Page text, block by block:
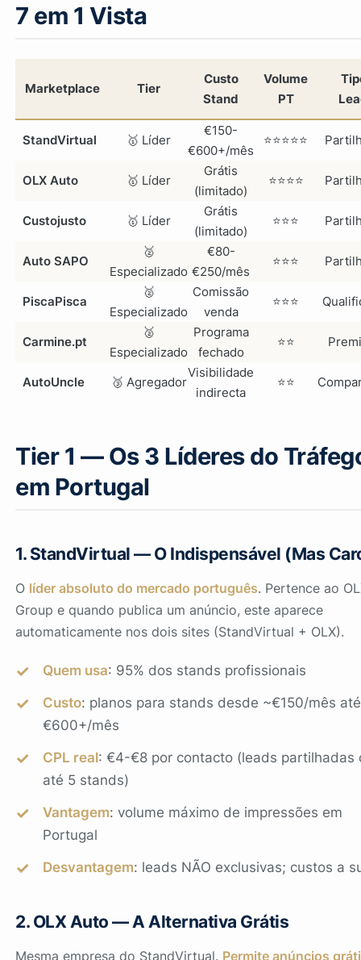
7 em 1 Vista
Marketplace Tier
Custo
Stand
Volume
PT
StandVirtual 🥇 Líder
€150-
€600+/mês
⭐⭐⭐⭐⭐
OLX Auto 🥇 Líder
Grátis
(limitado)
⭐⭐⭐⭐
Custojusto 🥇 Líder
Grátis
(limitado)
⭐⭐⭐
Auto SAPO
🥈
Especializado
€80-
€250/mês
⭐⭐⭐
PiscaPisca
🥈
Especializado
Comissão
venda
⭐⭐⭐
Carmine.pt
🥈
Especializado
Programa
fechado
⭐⭐
AutoUncle 🥉 Agregador
Visibilidade
indirecta
⭐⭐
Tier 1 — Os 3 Líderes do
em Portugal
1. StandVirtual — O Indispensável (Mas
O líder absoluto do mercado português. Pertence ao
Group e quando publica um anúncio, este aparece
automaticamente nos dois sites (StandVirtual + OLX).
Quem usa: 95% dos stands profissionais
Custo: planos para stands desde ~€150/mês até
€600+/mês
CPL real: €4-€8 por contacto (leads partilhadas
até 5 stands)
Vantagem: volume máximo de impressões em
Portugal
Desvantagem: leads NÃO exclusivas; custos a
2. OLX Auto — A Alternativa Grátis
Mesma empresa do StandVirtual. Permite anúncios